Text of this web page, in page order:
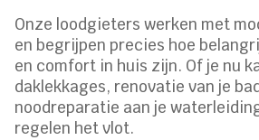
Onze loodgieters werken met
en begrijpen precies hoe
en comfort in huis zijn. Of je nu
daklekkages, renovatie van je
noodreparatie aan je
regelen het vlot.